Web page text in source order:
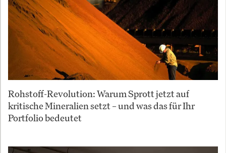
Rohstoff-Revolution: Warum Sprott jetzt auf
kritische Mineralien setzt – und was das für Ihr
Portfolio bedeutet